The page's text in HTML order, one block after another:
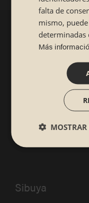
Suscríbete y
bienvenida por ser
Descubrir
Sibuya
falta de
mismo,
determinadas
Más
MOSTRAR